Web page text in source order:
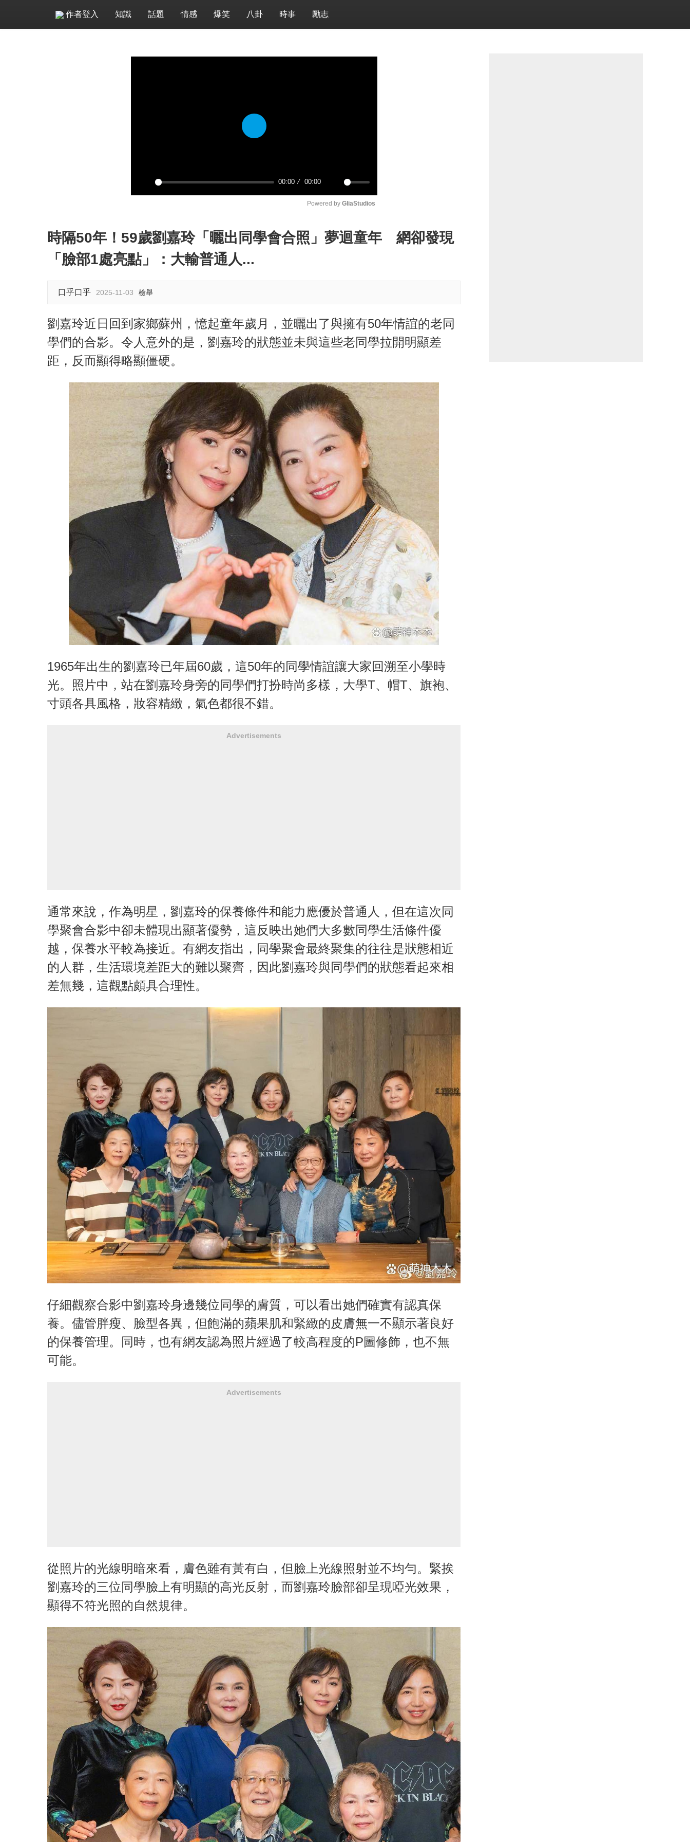
作者登入 知識 話題 情感 爆笑 八卦 時事 勵志
P
y
00:00 00:00
M
u
e
P
y
Powered by GliaStudios
時隔50年！59歲劉嘉玲「曬出同學會合照」夢迴童年 網卻發現
「臉部1處亮點」：大輸普通人...
口乎口乎 2025-11-03 檢舉
劉嘉玲近日回到家鄉蘇州，憶起童年歲月，並曬出了與擁有50年情誼的老同
學們的合影。令人意外的是，劉嘉玲的狀態並未與這些老同學拉開明顯差
距，反而顯得略顯僵硬。
1965年出生的劉嘉玲已年屆60歲，這50年的同學情誼讓大家回溯至小學時
光。照片中，站在劉嘉玲身旁的同學們打扮時尚多樣，大學T、帽T、旗袍、
寸頭各具風格，妝容精緻，氣色都很不錯。
Advertisements
通常來說，作為明星，劉嘉玲的保養條件和能力應優於普通人，但在這次同
學聚會合影中卻未體現出顯著優勢，這反映出她們大多數同學生活條件優
越，保養水平較為接近。有網友指出，同學聚會最終聚集的往往是狀態相近
的人群，生活環境差距大的難以聚齊，因此劉嘉玲與同學們的狀態看起來相
差無幾，這觀點頗具合理性。
仔細觀察合影中劉嘉玲身邊幾位同學的膚質，可以看出她們確實有認真保
養。儘管胖瘦、臉型各異，但飽滿的蘋果肌和緊緻的皮膚無一不顯示著良好
的保養管理。同時，也有網友認為照片經過了較高程度的P圖修飾，也不無
可能。
Advertisements
從照片的光線明暗來看，膚色雖有黃有白，但臉上光線照射並不均勻。緊挨
劉嘉玲的三位同學臉上有明顯的高光反射，而劉嘉玲臉部卻呈現啞光效果，
顯得不符光照的自然規律。